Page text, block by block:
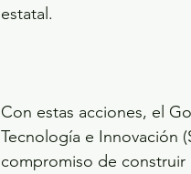
estatal.
Con estas acciones, el
Tecnología e Innovación
compromiso de construir